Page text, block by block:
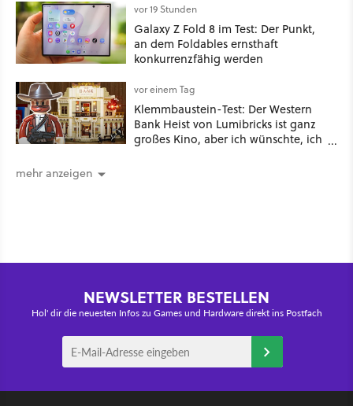
vor 19 Stunden
Galaxy Z Fold 8 im Test: Der Punkt,
an dem Foldables ernsthaft
konkurrenzfähig werden
vor einem Tag
Klemmbaustein-Test: Der Western
Bank Heist von Lumibricks ist ganz
großes Kino, aber ich wünschte, ich
mehr anzeigen
NEWSLETTER BESTELLEN
Hol' dir die neuesten Infos zu Games und Hardware direkt ins Postfach